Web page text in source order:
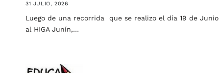
31 JULIO, 2026
Luego de una recorrida que se realizo el día 19 de Junio
al HIGA Junín,…